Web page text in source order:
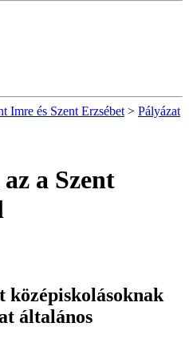
Imre és Szent Erzsébet > Pályázat
a Szent
középiskolásoknak
általános